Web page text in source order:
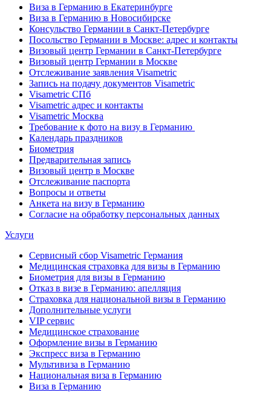
Виза в Германию в Екатеринбурге
Виза в Германию в Новосибирске
Консульство Германии в Санкт-Петербурге
Посольство Германии в Москве: адрес и контакты
Визовый центр Германии в Санкт-Петербурге
Визовый центр Германии в Москве
Отслеживание заявления Visametric
Запись на подачу документов Visametric
Visametric СПб
Visametric адрес и контакты
Visametric Москва
Требование к фото на визу в Германию
Календарь праздников
Биометрия
Предварительная запись
Визовый центр в Москве
Отслеживание паспорта
Вопросы и ответы
Анкета на визу в Германию
Согласие на обработку персональных данных
Услуги
Сервисный сбор Visametric Германия
Медицинская страховка для визы в Германию
Биометрия для визы в Германию
Отказ в визе в Германию: апелляция
Страховка для национальной визы в Германию
Дополнительные услуги
VIP сервис
Медицинское страхование
Оформление визы в Германию
Экспресс виза в Германию
Мультивиза в Германию
Национальная виза в Германию
Виза в Германию